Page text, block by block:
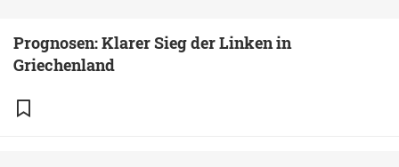
Prognosen: Klarer Sieg der Linken in
Griechenland